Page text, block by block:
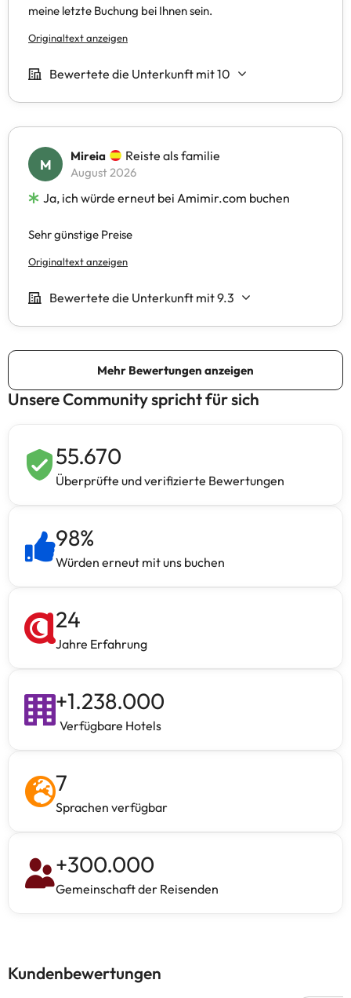
Unsere Community spricht für sich
55.670
Überprüfte und verifizierte Bewertungen
98%
Würden erneut mit uns buchen
24
Jahre Erfahrung
+1.238.000
Verfügbare Hotels
7
Sprachen verfügbar
+300.000
Gemeinschaft der Reisenden
Kundenbewertungen